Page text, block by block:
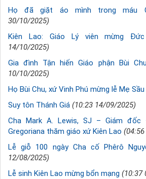
Họ đã giặt áo mình trong máu
30/10/2025)
Kiên Lao: Giáo Lý viên mừng
14/10/2025)
Gia đình Tận hiến Giáo phận Bùi
10/10/2025)
Họ Bùi Chu, xứ Vinh Phú mừng lễ Mẹ Sầu
Suy tôn Thánh Giá (10:23 14/09/2025)
Cha Mark A. Lewis, SJ – Giám đốc
Gregoriana thăm giáo xứ Kiên Lao
Lễ giỗ 100 ngày Cha cố Phêrô
12/08/2025)
Lễ sinh Kiên Lao mừng bổn mạng (10:37